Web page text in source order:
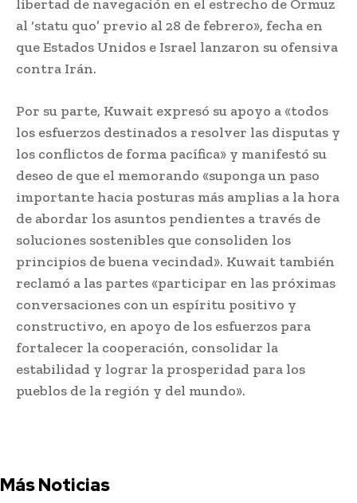
libertad de navegación en el estrecho de Ormuz
al ‘statu quo’ previo al 28 de febrero», fecha en
que Estados Unidos e Israel lanzaron su ofensiva
contra Irán.
Por su parte, Kuwait expresó su apoyo a «todos
los esfuerzos destinados a resolver las disputas y
los conflictos de forma pacífica» y manifestó su
deseo de que el memorando «suponga un paso
importante hacia posturas más amplias a la hora
de abordar los asuntos pendientes a través de
soluciones sostenibles que consoliden los
principios de buena vecindad». Kuwait también
reclamó a las partes «participar en las próximas
conversaciones con un espíritu positivo y
constructivo, en apoyo de los esfuerzos para
fortalecer la cooperación, consolidar la
estabilidad y lograr la prosperidad para los
pueblos de la región y del mundo».
Más Noticias